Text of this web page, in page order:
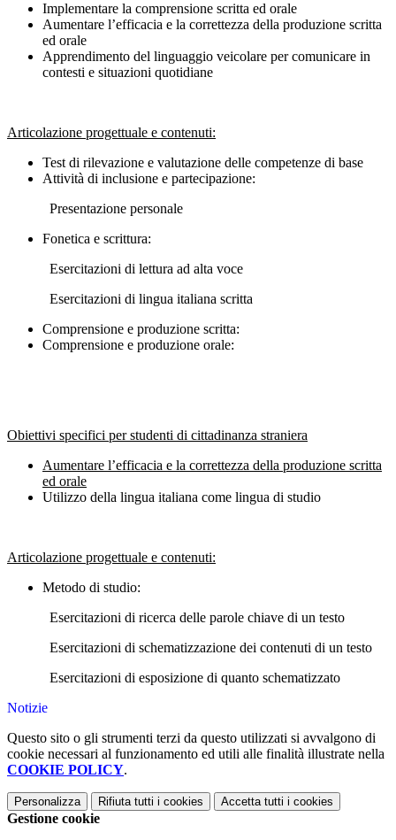
Implementare la comprensione scritta ed orale
Aumentare l’efficacia e la correttezza della produzione scritta
ed orale
Apprendimento del linguaggio veicolare per comunicare in
contesti e situazioni quotidiane
Articolazione progettuale e contenuti:
Test di rilevazione e valutazione delle competenze di base
Attività di inclusione e partecipazione:
Presentazione personale
Fonetica e scrittura:
Esercitazioni di lettura ad alta voce
Esercitazioni di lingua italiana scritta
Comprensione e produzione scritta:
Comprensione e produzione orale:
Obiettivi specifici per studenti di cittadinanza straniera
Aumentare l’efficacia e la correttezza della produzione scritta
ed orale
Utilizzo della lingua italiana come lingua di studio
Articolazione progettuale e contenuti:
Metodo di studio:
Esercitazioni di ricerca delle parole chiave di un testo
Esercitazioni di schematizzazione dei contenuti di un testo
Esercitazioni di esposizione di quanto schematizzato
Notizie
Questo sito o gli strumenti terzi da questo utilizzati si avvalgono di
cookie necessari al funzionamento ed utili alle finalità illustrate nella
COOKIE POLICY.
Personalizza Rifiuta tutti i cookies Accetta tutti i cookies
Gestione cookie